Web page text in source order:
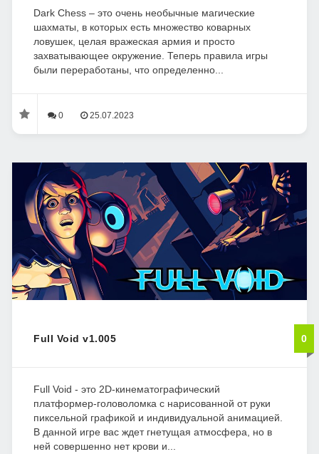
Dark Chess – это очень необычные магические
шахматы, в которых есть множество коварных
ловушек, целая вражеская армия и просто
захватывающее окружение. Теперь правила игры
были переработаны, что определенно...
0 25.07.2023
Full Void v1.005 0
Full Void - это 2D-кинематографический
платформер-головоломка с нарисованной от руки
пиксельной графикой и индивидуальной анимацией.
В данной игре вас ждет гнетущая атмосфера, но в
ней совершенно нет крови и...